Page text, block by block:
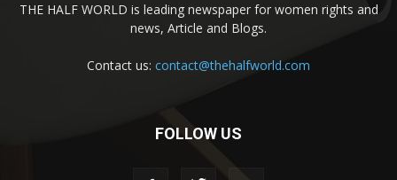
THE HALF WORLD is leading newspaper for women rights and
news, Article and Blogs.
Contact us: contact@thehalfworld.com
FOLLOW US